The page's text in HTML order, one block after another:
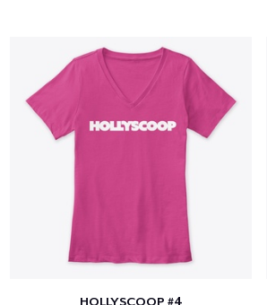
HOLLYSCOOP #4
Unisex Classic Crewneck Sweatshirt
33,99 US$
Women's Flowy Tank Top